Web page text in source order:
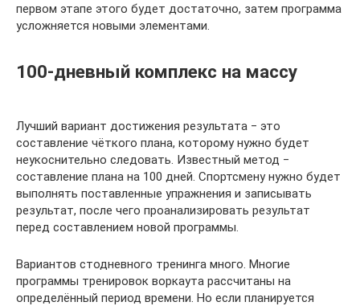
первом этапе этого будет достаточно, затем программа
усложняется новыми элементами.
100-дневный комплекс на массу
Лучший вариант достижения результата ‒ это
составление чёткого плана, которому нужно будет
неукоснительно следовать. Известный метод ‒
составление плана на 100 дней. Спортсмену нужно будет
выполнять поставленные упражнения и записывать
результат, после чего проанализировать результат
перед составлением новой программы.
Вариантов стодневного тренинга много. Многие
программы тренировок воркаута рассчитаны на
определённый период времени. Но если планируется